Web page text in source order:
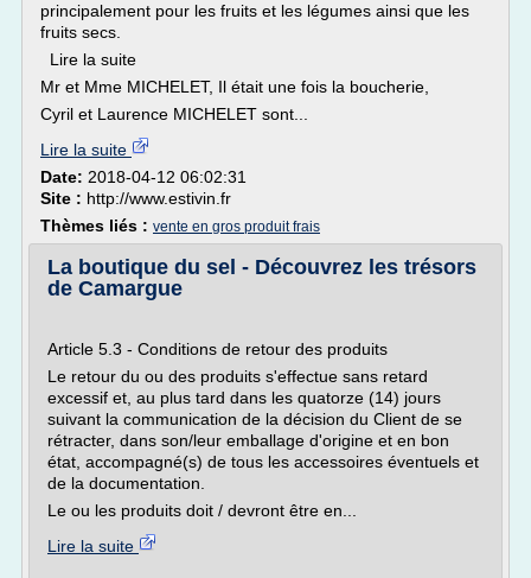
principalement pour les fruits et les légumes ainsi que les
fruits secs.
Lire la suite
Mr et Mme MICHELET, Il était une fois la boucherie,
Cyril et Laurence MICHELET sont...
Lire la suite
Date: 2018-04-12 06:02:31
Site : http://www.estivin.fr
Thèmes liés : vente en gros produit frais
La boutique du sel - Découvrez les trésors
de Camargue
Article 5.3 - Conditions de retour des produits
Le retour du ou des produits s'effectue sans retard
excessif et, au plus tard dans les quatorze (14) jours
suivant la communication de la décision du Client de se
rétracter, dans son/leur emballage d'origine et en bon
état, accompagné(s) de tous les accessoires éventuels et
de la documentation.
Le ou les produits doit / devront être en...
Lire la suite